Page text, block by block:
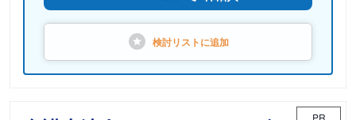
検討リストに追加
PR